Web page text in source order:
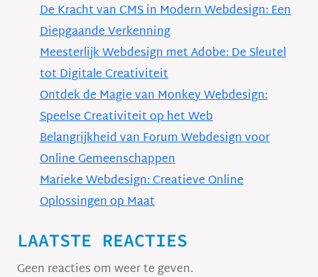
De Kracht van CMS in Modern Webdesign: Een
Diepgaande Verkenning
Meesterlijk Webdesign met Adobe: De Sleutel
tot Digitale Creativiteit
Ontdek de Magie van Monkey Webdesign:
Speelse Creativiteit op het Web
Belangrijkheid van Forum Webdesign voor
Online Gemeenschappen
Marieke Webdesign: Creatieve Online
Oplossingen op Maat
LAATSTE REACTIES
Geen reacties om weer te geven.